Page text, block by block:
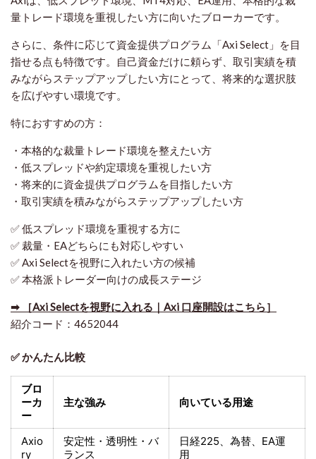
量トレード環境を重視したい方に向いたブローカーです。
さらに、条件に応じて資金提供プログラム「Axi Select」を目
指せる点も特徴です。自己資金だけに頼らず、取引実績を積
みながらステップアップしたい方にとって、将来的な選択肢
を広げやすい環境です。
特におすすめの方：
・本格的な裁量トレード環境を整えたい方
・低スプレッドや約定環境を重視したい方
・将来的に資金提供プログラムを目指したい方
・取引実績を積みながらステップアップしたい方
✅ 低スプレッド環境を重視する方に
✅ 裁量・EAどちらにも対応しやすい
✅ Axi Selectを視野に入れたい方の候補
✅ 本格派トレーダー向けの成長ステージ
➡ ［Axi Selectを視野に入れる｜Axi 口座開設はこちら］
紹介コード：4652044
✅ かんたん比較
ブロ
ーカ
ー
主な強み 向いている用途
Axio
ry
安定性・透明性・バ
ランス
日経225、為替、EA運
用